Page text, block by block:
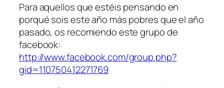
Para aquellos que estéis pensando en
porqué sois este año más pobres que el año
pasado, os recomiendo este grupo de
facebook:
http://www.facebook.com/group.php?
gid=110750412271769